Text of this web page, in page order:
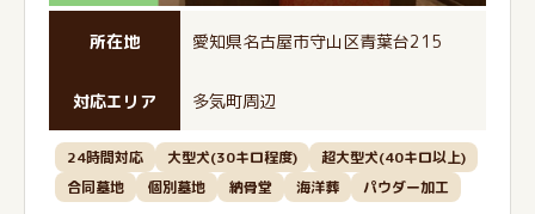
所在地 愛知県名古屋市守山区青葉台215
対応エリア 多気町周辺
24時間対応 大型犬(30キロ程度)
超大型犬(40キロ以上)
合同墓地
個別墓地 納骨堂 海洋葬 パウダー加工